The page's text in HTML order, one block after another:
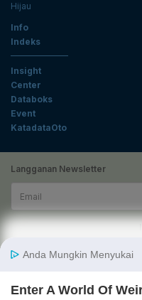
Hijau
Info
Indeks
Insight
Center
Databoks
Event
KatadataOto
Langganan Newsletter
Tentang Katadata